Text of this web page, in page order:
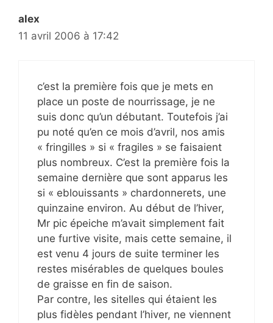
alex
11 avril 2006 à 17:42
c’est la première fois que je mets en
place un poste de nourrissage, je ne
suis donc qu’un débutant. Toutefois j’ai
pu noté qu’en ce mois d’avril, nos amis
« fringilles » si « fragiles » se faisaient
plus nombreux. C’est la première fois la
semaine dernière que sont apparus les
si « eblouissants » chardonnerets, une
quinzaine environ. Au début de l’hiver,
Mr pic épeiche m’avait simplement fait
une furtive visite, mais cette semaine, il
est venu 4 jours de suite terminer les
restes misérables de quelques boules
de graisse en fin de saison.
Par contre, les sitelles qui étaient les
plus fidèles pendant l’hiver, ne viennent